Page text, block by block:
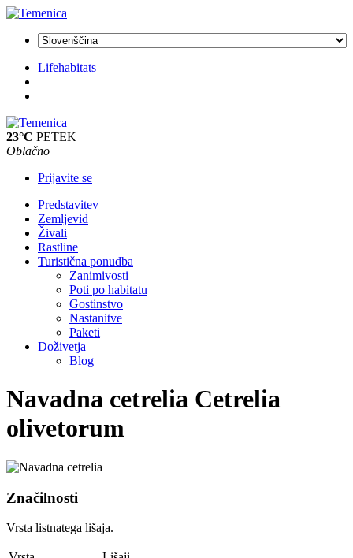
Lifehabitats
23°C PETEK
Oblačno
Prijavite se
Predstavitev
Zemljevid
Živali
Rastline
Turistična ponudba
Zanimivosti
Poti po habitatu
Gostinstvo
Nastanitve
Paketi
Doživetja
Blog
Navadna cetrelia Cetrelia
olivetorum
Značilnosti
Vrsta listnatega lišaja.